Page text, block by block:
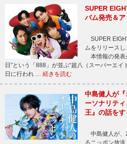
SUPER
バム発売＆
SUPER
ムをリリースし
本情報の発表
日”という「888」が並ぶ“超八（スーパーエ
日に行われ … 続きを読む
中島健人が
ーソナリテ
王』の話を
中島健人が、
るニッポン放